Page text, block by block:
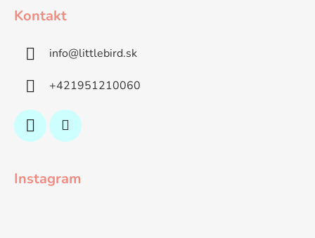
Kontakt
info@littlebird.sk
+421951210060
Instagram